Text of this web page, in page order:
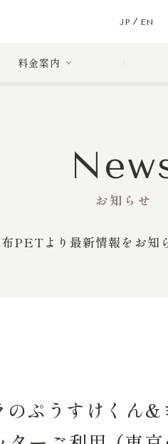
JP EN
料金案内
お知らせ
PETより最新情報をお知
のぷうすけくん